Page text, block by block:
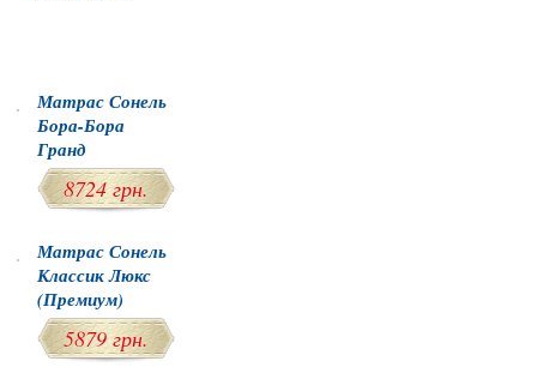
Матрас Сонель
Бора-Бора
Гранд
8724 грн.
Матрас Сонель
Классик Люкс
(Премиум)
5879 грн.